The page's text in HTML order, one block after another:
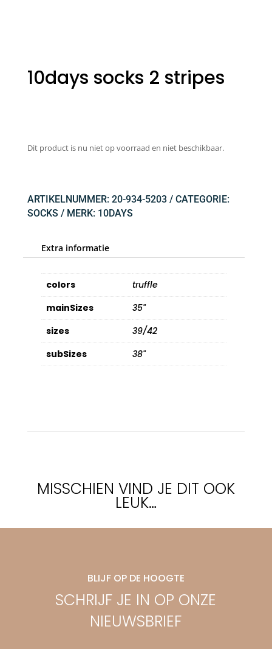
10days socks 2 stripes
Dit product is nu niet op voorraad en niet beschikbaar.
ARTIKELNUMMER: 20-934-5203
CATEGORIE:
SOCKS
MERK: 10DAYS
Extra informatie
colors
truffle
mainSizes
35"
sizes
39/42
subSizes
38"
MISSCHIEN VIND JE DIT OOK
LEUK…
BLIJF OP DE HOOGTE
SCHRIJF JE IN OP ONZE
NIEUWSBRIEF